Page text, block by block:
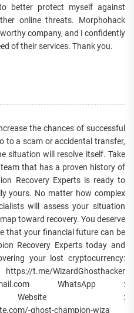
better protect myself against
online threats. Morphohack
company, and I confidently
of their services. Thank you.
the chances of successful
to a scam or accidental transfer,
situation will resolve itself. Take
that has a proven history of
Recovery Experts is ready to
yours. No matter how complex
will assess your situation
toward recovery. You deserve
that your financial future can be
Recovery Experts today and
your lost cryptocurrency:
WizardGhosthacker
WhatsApp :
Website :
ghost-champion-wiza